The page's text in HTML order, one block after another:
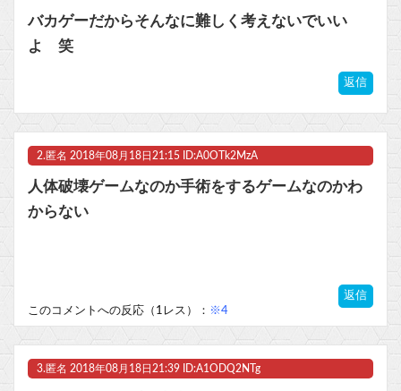
【VTuber】Google Play初のトーク番組「選抜！推しナイン発表会」発表へ！8名が推しキャラクターの魅力を語り合う【8/6(木)18:00】
ビットコイン再び1600万円へ。ドル円は147円に
Powered by livedoor 相互RSS
バカゲーだからそんなに難しく考えないでいい
よ 笑
返信
2. 匿名 2018年08月18日21:15 ID:A0OTk2MzA
人体破壊ゲームなのか手術をするゲームなのかわ
からない
返信
このコメントへの反応（1レス）： ※4
3. 匿名 2018年08月18日21:39 ID:A1ODQ2NTg